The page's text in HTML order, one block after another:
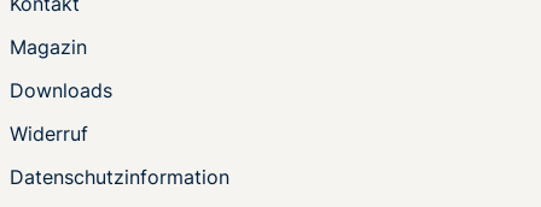
Magazin
Downloads
Widerruf
Datenschutzinformation